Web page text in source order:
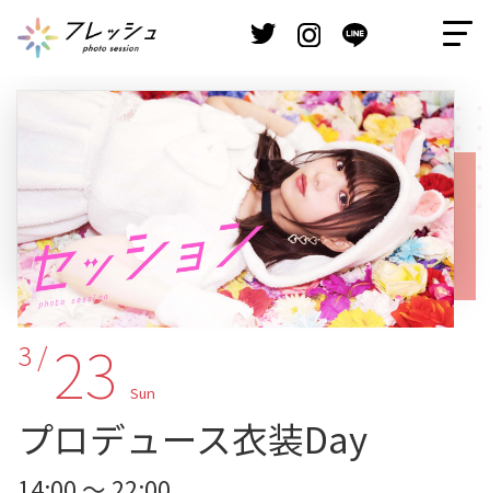
3 / 23 Sun
プロデュース衣装Day